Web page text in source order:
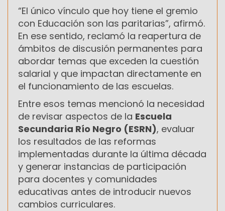
“El único vínculo que hoy tiene el gremio
con Educación son las paritarias”, afirmó.
En ese sentido, reclamó la reapertura de
ámbitos de discusión permanentes para
abordar temas que exceden la cuestión
salarial y que impactan directamente en
el funcionamiento de las escuelas.
Entre esos temas mencionó la necesidad
de revisar aspectos de la Escuela
Secundaria Río Negro (ESRN), evaluar
los resultados de las reformas
implementadas durante la última década
y generar instancias de participación
para docentes y comunidades
educativas antes de introducir nuevos
cambios curriculares.